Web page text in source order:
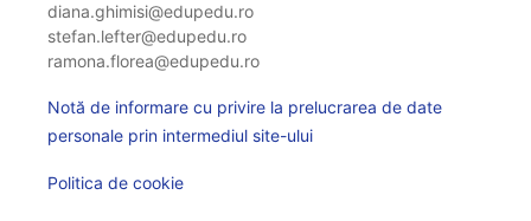
diana.ghimisi@edupedu.ro
stefan.lefter@edupedu.ro
ramona.florea@edupedu.ro
Notă de informare cu privire la prelucrarea de date
personale prin intermediul site-ului
Politica de cookie